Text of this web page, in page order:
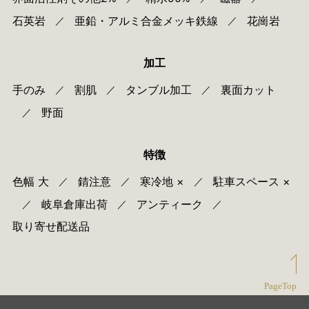
石英岩／ 亜鉛・アルミ合金メッキ鉄線 ／ 花崗岩
加工
手のみ ／ 割肌／ タンブル加工 ／ 裏面カット
／ 野面
特徴
色幅 大 ／ 錆注意／ 寒冷地 × ／ 駐車スペース ×
／ 岐阜倉庫出荷／ アンティーク ／
取り寄せ配送品
PageTop